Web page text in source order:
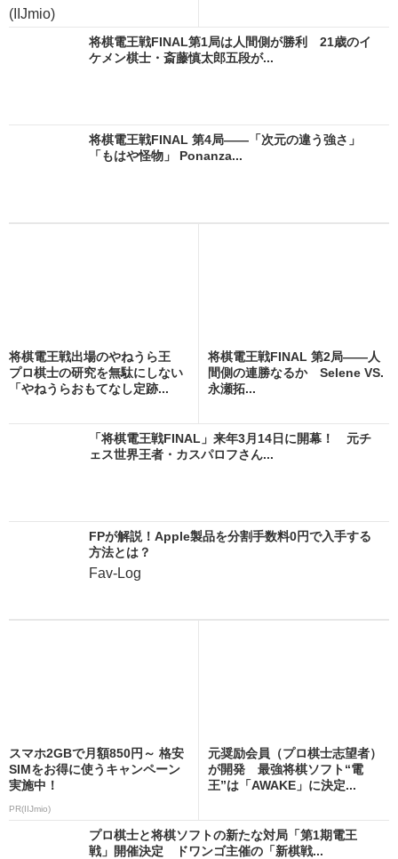
(IIJmio)
将棋電王戦FINAL第1局は人間側が勝利 21歳のイ
ケメン棋士・斎藤慎太郎五段が...
将棋電王戦FINAL 第4局――「次元の違う強さ」
「もはや怪物」 Ponanza...
将棋電王戦出場のやねうら王
プロ棋士の研究を無駄にしない
「やねうらおもてなし定跡...
将棋電王戦FINAL 第2局――人
間側の連勝なるか Selene VS.
永瀬拓...
「将棋電王戦FINAL」来年3月14日に開幕！ 元チ
ェス世界王者・カスパロフさん...
FPが解説！Apple製品を分割手数料0円で入手する
方法とは？
Fav-Log
スマホ2GBで月額850円～ 格安
SIMをお得に使うキャンペーン
実施中！
PR(IIJmio)
元奨励会員（プロ棋士志望者）
が開発 最強将棋ソフト“電
王”は「AWAKE」に決定...
プロ棋士と将棋ソフトの新たな対局「第1期電王
戦」開催決定 ドワンゴ主催の「新棋戦...